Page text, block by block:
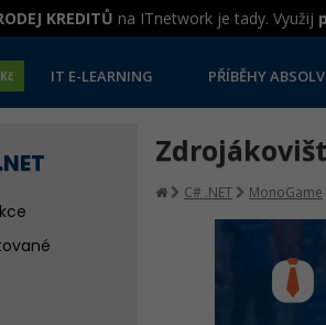
KREDITŮ na ITnetwork je tady. Využij
IT E-LEARNING PŘÍBĚHY
C# .NET MonoGame